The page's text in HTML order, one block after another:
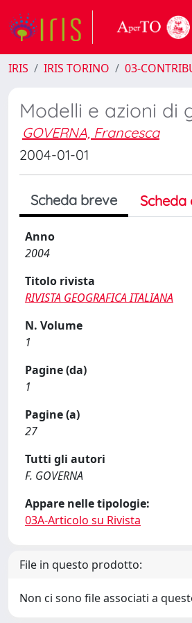
IRIS IRIS TORINO 03-
Modelli e azioni di
GOVERNA, Francesca
2004-01-01
Scheda breve
Anno
2004
Titolo rivista
RIVISTA GEOGRAFICA ITALIANA
N. Volume
1
Pagine (da)
1
Pagine (a)
27
Tutti gli autori
F. GOVERNA
Appare nelle tipologie:
03A-Articolo su Rivista
File in questo prodotto:
Non ci sono file associati a